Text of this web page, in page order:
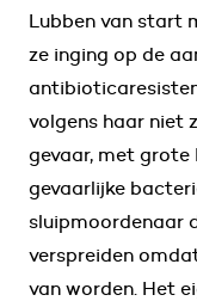
Lubben van start
ze inging op de
volgens haar niet
gevaar, met
gevaarlijke
sluipmoordenaar
verspreiden
van worden. Het